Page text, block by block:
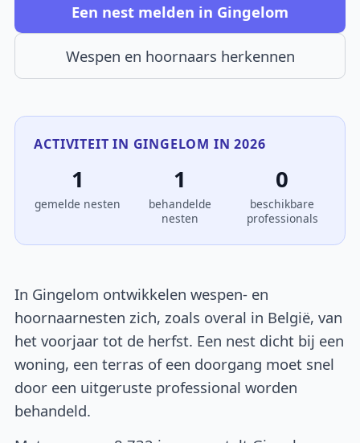
Een nest melden in Gingelom
Wespen en hoornaars herkennen
ACTIVITEIT IN GINGELOM IN 2026
1
gemelde nesten
1
behandelde
nesten
0
beschikbare
professionals
In Gingelom ontwikkelen wespen- en
hoornaarnesten zich, zoals overal in België, van
het voorjaar tot de herfst. Een nest dicht bij een
woning, een terras of een doorgang moet snel
door een uitgeruste professional worden
behandeld.